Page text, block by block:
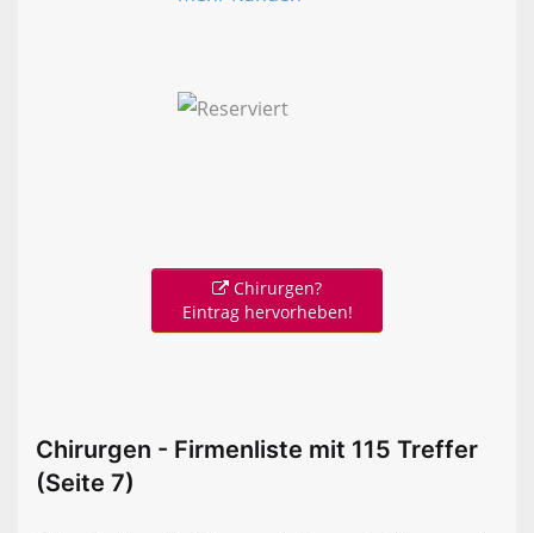
Chirurgen?
Eintrag hervorheben!
Chirurgen - Firmenliste mit 115 Treffer
(Seite 7)